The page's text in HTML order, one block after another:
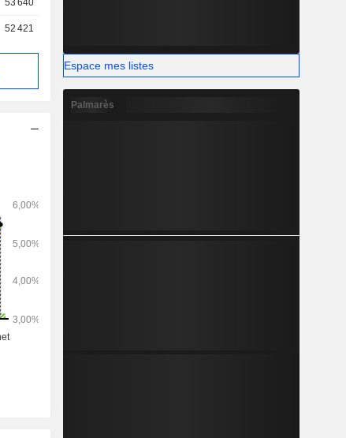
53 640
52 421
Espace mes listes
Palmarès